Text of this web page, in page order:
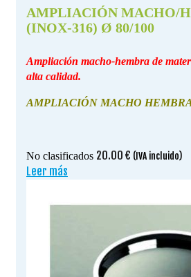
AMPLIACIÓN MACHO/
(INOX-316) Ø 80/100
Ampliación macho-hembra de
alta calidad.
AMPLIACIÓN MACHO HEMBRA
No clasificados 20.00 € (IVA incluido)
Leer más